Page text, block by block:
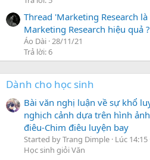
Thread 'Marketing Research
Marketing Research hiệu quả
Áo Dài 28/11/21
Trả lời: 6
Dành cho học sinh
Bài văn nghị luận về sự khổ
nghịch cảnh dựa trên hình
điêu-Chim điêu luyện bay
Started by Trang Dimple Lúc 14:15
Học sinh giỏi Văn